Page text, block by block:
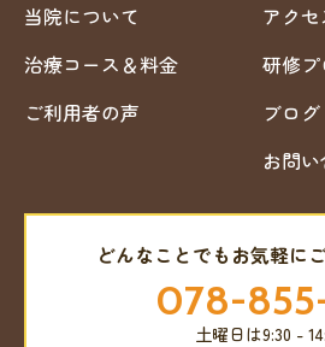
当院について
治療コース＆料金
ご利用者の声
アクセ
研修プ
ブログ
お問
どんなことでもお気軽に
078-
土曜日は9:30 -